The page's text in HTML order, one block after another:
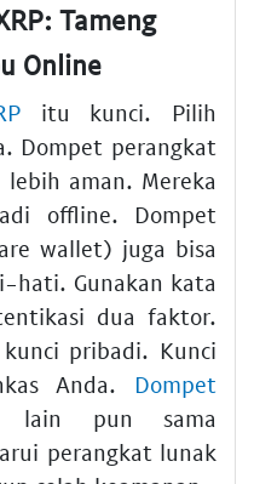
Tameng
Online
itu kunci. Pilih
Dompet perangkat
aman. Mereka
offline. Dompet
wallet) juga bisa
hati. Gunakan kata
dua faktor.
pribadi. Kunci
Anda. Dompet
lain pun sama
perangkat lunak